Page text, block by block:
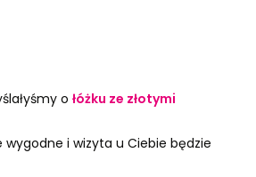
o łóżku ze złotymi
i wizyta u Ciebie będzie